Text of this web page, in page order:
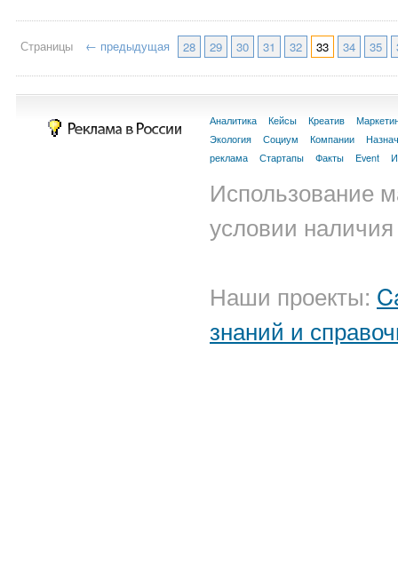
Страницы ← предыдущая 28 29 30 31 32 33 34 35
Аналитика Кейсы Креатив
Экология
Социум Компании
реклама
Стартапы Факты Event
Использование
условии
Наши проекты:
знаний и